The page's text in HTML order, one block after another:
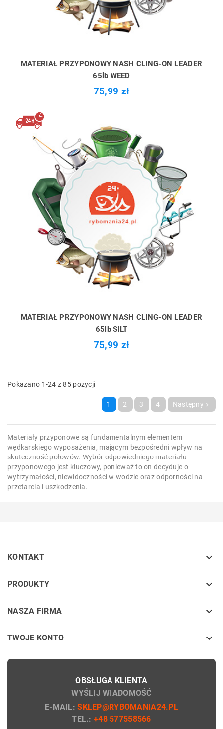
MATERIAŁ PRZYPONOWY NASH CLING-ON LEADER
65lb WEED
75,99 zł
MATERIAŁ PRZYPONOWY NASH CLING-ON LEADER
65lb SILT
75,99 zł
Pokazano 1-24 z 85 pozycji
1 2 3 4 Następny 
Materiały przyponowe są fundamentalnym elementem
wędkarskiego wyposażenia, mającym bezpośredni wpływ na
skuteczność połowów. Wybór odpowiedniego materiału
przyponowego jest kluczowy, ponieważ to on decyduje o
wytrzymałości, niewidoczności w wodzie oraz odporności na
przetarcia i uszkodzenia.
KONTAKT 
PRODUKTY keyboard_arrow_down
NASZA FIRMA keyboard_arrow_down
TWOJE KONTO 
OBSŁUGA KLIENTA
WYŚLIJ WIADOMOŚĆ
E-MAIL:SKLEP@RYBOMANIA24.PL
TEL.:+48 577558566